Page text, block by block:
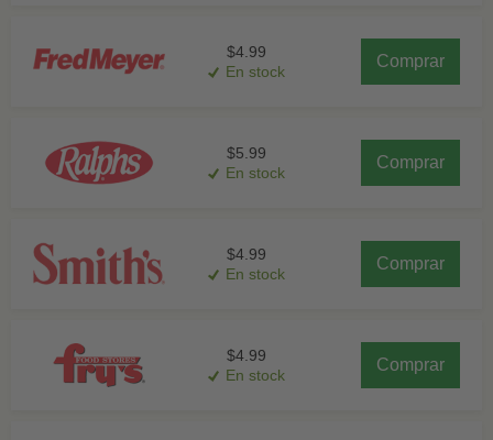
$4.99
En stock
Comprar
$5.99
En stock
Comprar
$4.99
En stock
Comprar
$4.99
En stock
Comprar